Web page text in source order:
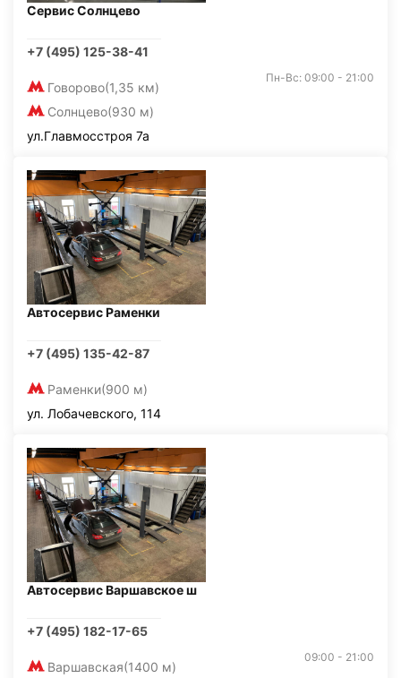
Сервис Солнцево
+7 (495) 125-38-41
Говорово(1,35 км)
Солнцево(930 м)
Пн-Вс: 09:00 - 21:00
ул.Главмосстроя 7а
Автосервис Раменки
+7 (495) 135-42-87
Раменки(900 м)
ул. Лобачевского, 114
Автосервис Варшавское ш
+7 (495) 182-17-65
Варшавская(1400 м)
09:00 - 21:00